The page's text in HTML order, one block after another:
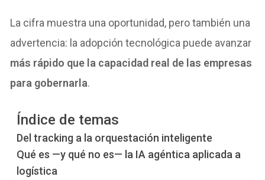
La cifra muestra una oportunidad, pero también una
advertencia: la adopción tecnológica puede avanzar
más rápido que la capacidad real de las empresas
para gobernarla.
Índice de temas
Del tracking a la orquestación inteligente
Qué es —y qué no es— la IA agéntica aplicada a
logística